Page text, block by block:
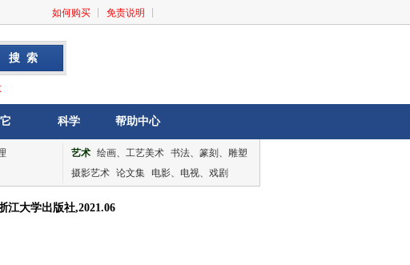
如何购买 免责说明
科学 帮助中心
艺术 绘画、工艺美术 书法、篆刻、雕塑
摄影艺术 论文集
电影、电视、戏剧
江大学出版社,2021.06